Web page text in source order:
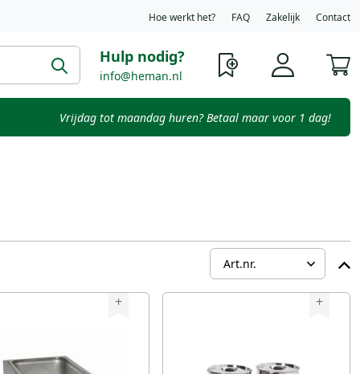
Hoe werkt het? FAQ Zakelijk Contact
Hulp nodig?
info@heman.nl
Vrijdag tot maandag huren? Betaal maar voor 1 dag!
+ +